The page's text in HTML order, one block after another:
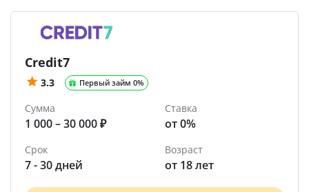
Credit7
3.3 Первый займ 0%
Сумма
1 000 – 30 000 ₽
Ставка
от 0%
Срок
7 - 30 дней
Возраст
от 18 лет